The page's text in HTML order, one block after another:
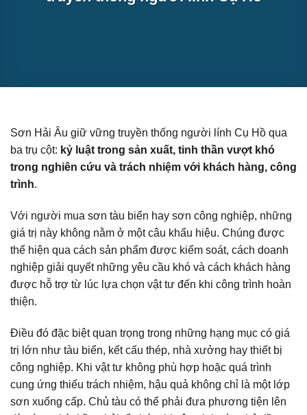
Sơn Hải Âu giữ vững truyền thống người lính Cụ Hồ qua
ba trụ cột: kỷ luật trong sản xuất, tinh thần vượt khó
trong nghiên cứu và trách nhiệm với khách hàng, công
trình.
Với người mua sơn tàu biển hay sơn công nghiệp, những
giá trị này không nằm ở một câu khẩu hiệu. Chúng được
thể hiện qua cách sản phẩm được kiểm soát, cách doanh
nghiệp giải quyết những yêu cầu khó và cách khách hàng
được hỗ trợ từ lúc lựa chọn vật tư đến khi công trình hoàn
thiện.
Điều đó đặc biệt quan trọng trong những hạng mục có giá
trị lớn như tàu biển, kết cấu thép, nhà xưởng hay thiết bị
công nghiệp. Khi vật tư không phù hợp hoặc quá trình
cung ứng thiếu trách nhiệm, hậu quả không chỉ là một lớp
sơn xuống cấp. Chủ tàu có thể phải đưa phương tiện lên